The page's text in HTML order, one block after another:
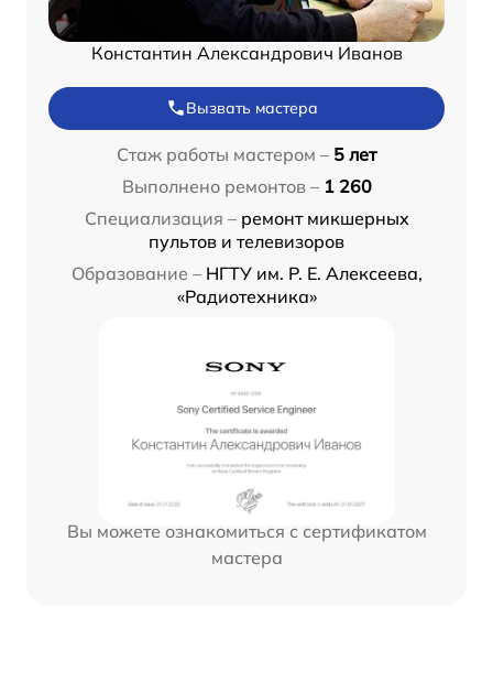
Константин Александрович Иванов
Вызвать мастера
Стаж работы мастером – 5 лет
Выполнено ремонтов – 1 260
Специализация – ремонт микшерных
пультов и телевизоров
Образование – НГТУ им. Р. Е. Алексеева,
«Радиотехника»
Вы можете ознакомиться с сертификатом
мастера